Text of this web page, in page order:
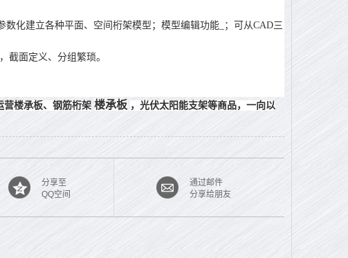
化建立各种平面、空间桁架模型；模型编辑功能_；可从CAD三
面定义、分组繁琐。
营楼承板、钢筋桁架 楼承板 ，光伏太阳能支架等商品，一向以
分享至
QQ空间
通过邮件
分享给朋友